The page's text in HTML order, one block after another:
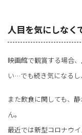
人目を気にしなく
映画館で観賞する場合
い…でも続き気になるし
また飲食に関しても、
ん。
最近では新型コロナウ